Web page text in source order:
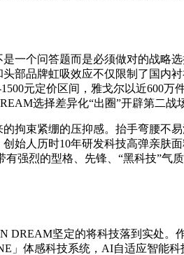
一个问答题而是必须做对的战略
部品牌虹吸效应不仅限制了国内
元定价区间，雅戈尔以近600
选择差异化“出圈”开辟第二战
拘束紧绷的压抑感。抬手弯腰
始人历时10年研发科技高弹亲肤
强烈的型格、先锋、“黑科技”气
DREAM坚定的将科技落到实处
」体感科技系统，AI自适应智能